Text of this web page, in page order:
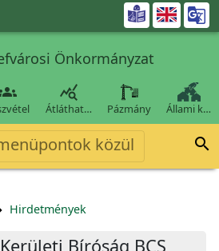

Önkormányzat

Átláthat… Pázmány Állami k…
közül 
Hirdetmények
Bíróság BCS